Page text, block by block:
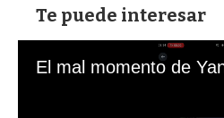
Te puede interesar